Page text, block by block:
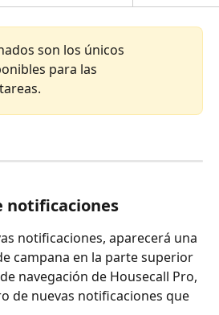
son los únicos
para las
notificaciones
notificaciones, aparecerá una
campana en la parte superior
navegación de Housecall Pro,
de nuevas notificaciones que